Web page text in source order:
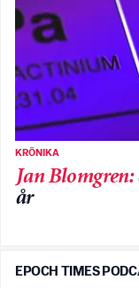
KRÖNIKA
Jan Blomgren:
år
EPOCH TIMES